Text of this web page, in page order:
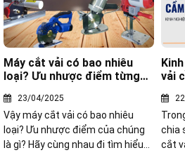
Máy cắt vải có bao nhiêu
loại? Ưu nhược điểm từng
23/04/2025
Vậy máy cắt vải có bao nhiêu
loại? Ưu nhược điểm của chúng
là gì? Hãy cùng nhau đi tìm hiểu
vải
chia
cắt